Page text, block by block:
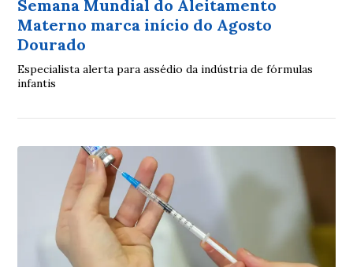
Semana Mundial do Aleitamento
Materno marca início do Agosto
Dourado
Especialista alerta para assédio da indústria de fórmulas
infantis